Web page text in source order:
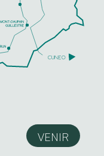
VENIR